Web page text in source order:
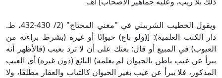
ويقول الخطيب الشربيني في "مغني المحتاج" (2/ 430-432، ط.
دار الكتب العلمية): [(ولو باع) حيوانًا أو غيره (بشرط براءته من
العيوب) في المبيع أو قال: بعتك على أن لا ترد بعيب (فالأظهر أنه
يبرأ عن عيب باطن بالحيوان لم يعلمه) البائع (دون غيره) أي العيب
المذكور، فلا يبرأ عن عيب بغير الحيوان كالثياب والعقار مطلقًا، ولا